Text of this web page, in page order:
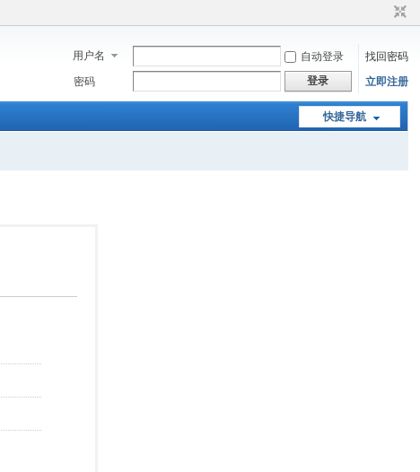
用户名 自动登录
找回密码
密码
登录 立即注册
快捷导航